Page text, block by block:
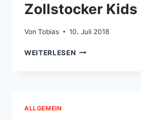
Zollstocker Kids
Von Tobias 10. Juli 2018
WEITERLESEN SOMMERAKTION
ALLGEMEIN